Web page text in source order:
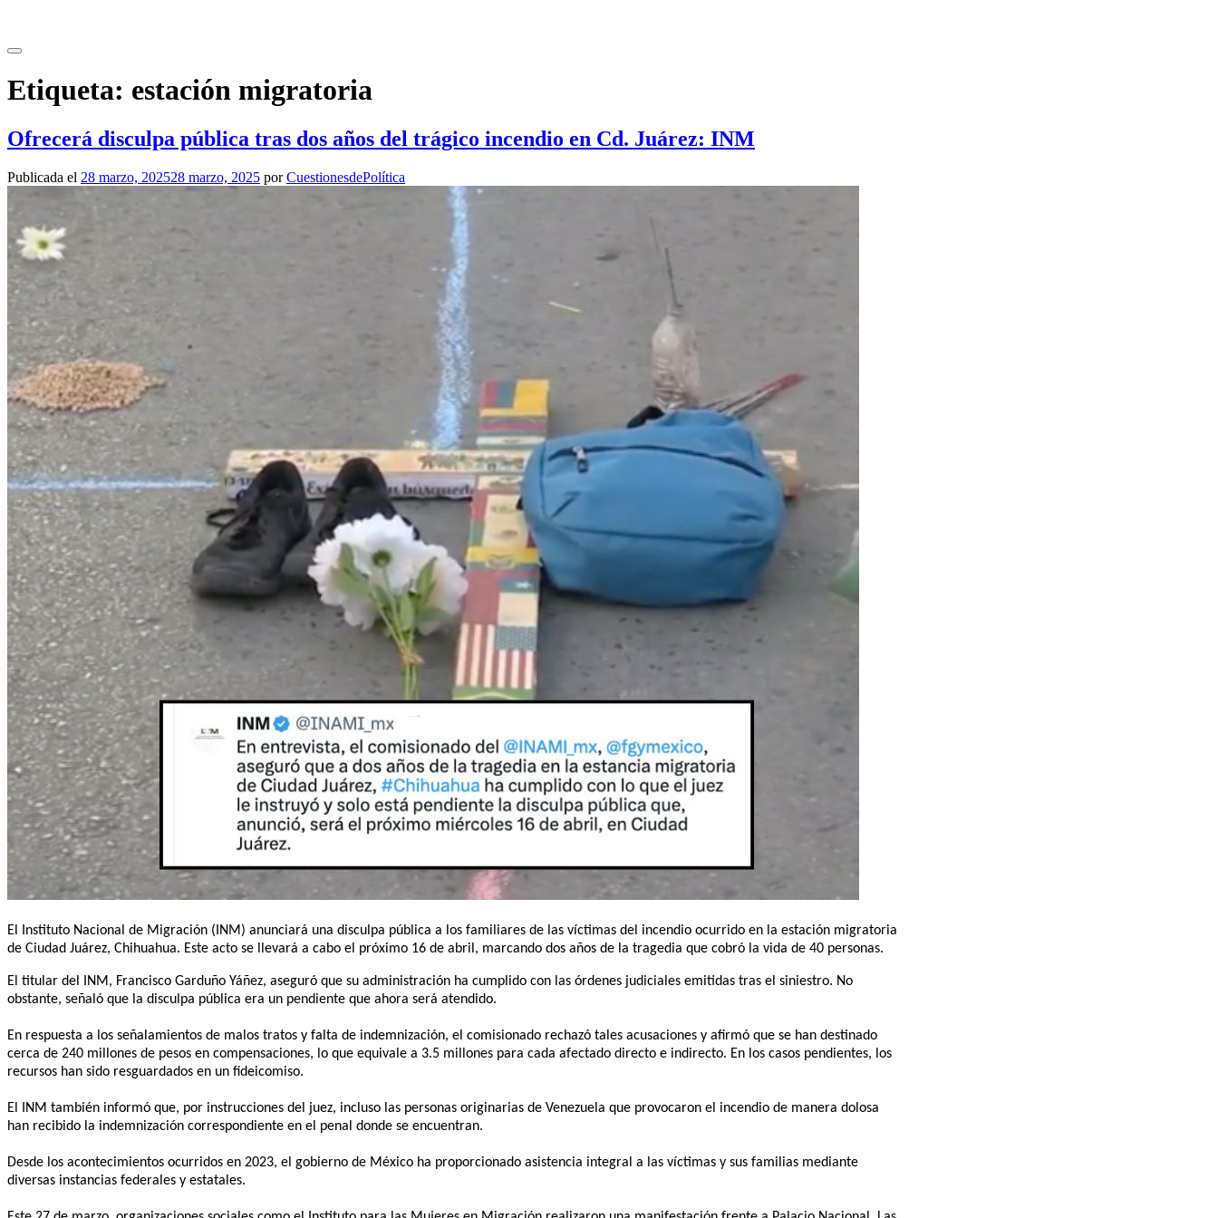
contenido
Etiqueta: estación migratoria
Ofrecerá disculpa pública tras dos años del trágico incendio en Cd. Juárez: INM
Publicada el 28 marzo, 202528 marzo, 2025 porCuestionesdePolítica
El Instituto Nacional de Migración (INM) anunciará una disculpa pública a los familiares de las víctimas del incendio ocurrido en la estación migratoria
de Ciudad Juárez, Chihuahua. Este acto se llevará a cabo el próximo 16 de abril, marcando dos años de la tragedia que cobró la vida de 40 personas.
El titular del INM, Francisco Garduño Yáñez, aseguró que su administración ha cumplido con las órdenes judiciales emitidas tras el siniestro. No
obstante, señaló que la disculpa pública era un pendiente que ahora será atendido.
En respuesta a los señalamientos de malos tratos y falta de indemnización, el comisionado rechazó tales acusaciones y afirmó que se han destinado
cerca de 240 millones de pesos en compensaciones, lo que equivale a 3.5 millones para cada afectado directo e indirecto. En los casos pendientes, los
recursos han sido resguardados en un fideicomiso.
El INM también informó que, por instrucciones del juez, incluso las personas originarias de Venezuela que provocaron el incendio de manera dolosa
han recibido la indemnización correspondiente en el penal donde se encuentran.
Desde los acontecimientos ocurridos en 2023, el gobierno de México ha proporcionado asistencia integral a las víctimas y sus familias mediante
diversas instancias federales y estatales.